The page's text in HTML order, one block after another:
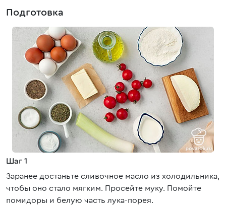
Подготовка
Шаг 1
Заранее достаньте сливочное масло из холодильника,
чтобы оно стало мягким. Просейте муку. Помойте
помидоры и белую часть лука-порея.